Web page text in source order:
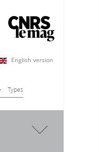
English version
Types